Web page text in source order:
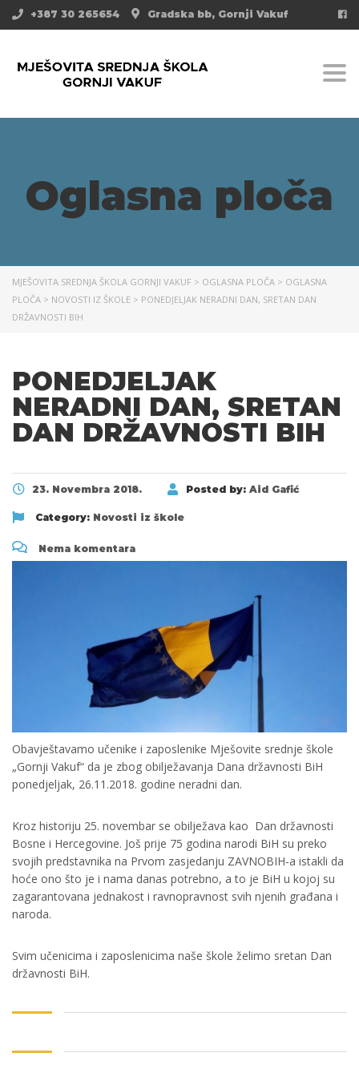
Gradska bb, Gornji Vakuf
+387 30 265654
Oglasna ploča
MJEŠOVITA SREDNJA ŠKOLA GORNJI VAKUF > OGLASNA PLOČA > OGLASNA
PLOČA > NOVOSTI IZ ŠKOLE > PONEDJELJAK NERADNI DAN, SRETAN DAN
DRŽAVNOSTI BIH
PONEDJELJAK
NERADNI DAN, SRETAN
DAN DRŽAVNOSTI BIH
23. Novembra 2018. Posted by: Aid Gafić
Category: Novosti iz škole
Nema komentara
Obavještavamo učenike i zaposlenike Mješovite srednje škole
„Gornji Vakuf“ da je zbog obilježavanja Dana državnosti BiH
ponedjeljak, 26.11.2018. godine neradni dan.
Kroz historiju 25. novembar se obilježava kao Dan državnosti
Bosne i Hercegovine. Još prije 75 godina narodi BiH su preko
svojih predstavnika na Prvom zasjedanju ZAVNOBIH-a istakli da
hoće ono što je i nama danas potrebno, a to je BiH u kojoj su
zagarantovana jednakost i ravnopravnost svih njenih građana i
naroda.
Svim učenicima i zaposlenicima naše škole želimo sretan Dan
državnosti BiH.